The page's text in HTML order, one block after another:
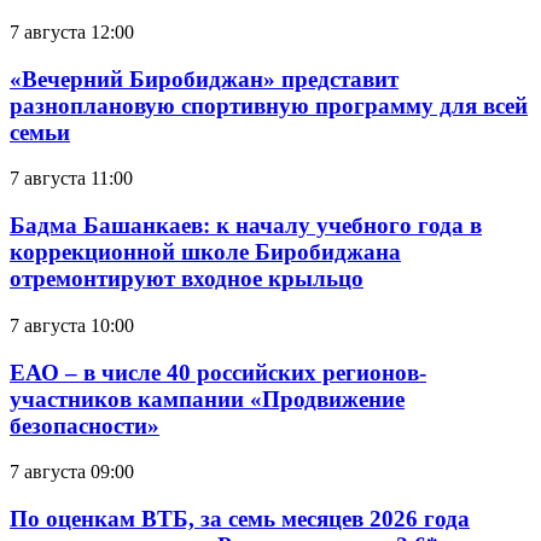
7 августа 12:00
«Вечерний Биробиджан» представит
разноплановую спортивную программу для всей
семьи
7 августа 11:00
Бадма Башанкаев: к началу учебного года в
коррекционной школе Биробиджана
отремонтируют входное крыльцо
7 августа 10:00
ЕАО – в числе 40 российских регионов-
участников кампании «Продвижение
безопасности»
7 августа 09:00
По оценкам ВТБ, за семь месяцев 2026 года